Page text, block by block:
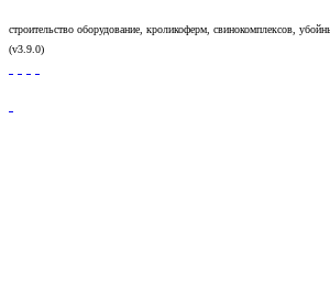
строительство оборудование, кроликоферм, свинокомплексов,
(v3.9.0)